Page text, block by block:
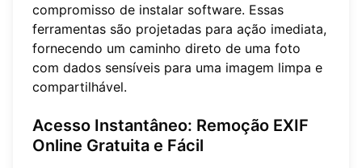
compromisso de instalar software. Essas
ferramentas são projetadas para ação imediata,
fornecendo um caminho direto de uma foto
com dados sensíveis para uma imagem limpa e
compartilhável.
Acesso Instantâneo: Remoção EXIF
Online Gratuita e Fácil